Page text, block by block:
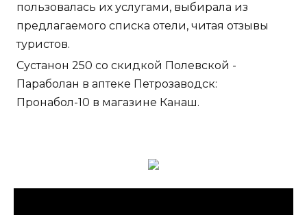
пользовалась их услугами, выбирала из
предлагаемого списка отели, читая отзывы
туристов.
Сустанон 250 со скидкой Полевской -
Параболан в аптеке Петрозаводск:
Пронабол-10 в магазине Канаш.